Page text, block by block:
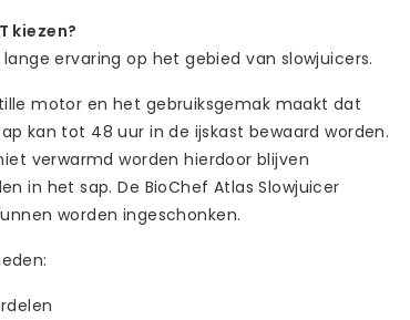
kiezen?
ervaring op het gebied van slowjuicers.
motor en het gebruiksgemak maakt dat
kan tot 48 uur in de ijskast bewaard worden.
verwarmd worden hierdoor blijven
in het sap. De BioChef Atlas Slowjuicer
worden ingeschonken.